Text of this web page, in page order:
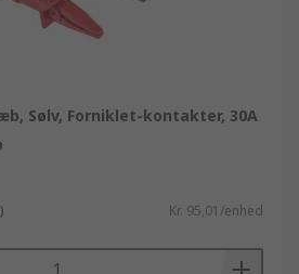
Sølv, Forniklet-kontakter, 30A
Kr. 95,01/enhed